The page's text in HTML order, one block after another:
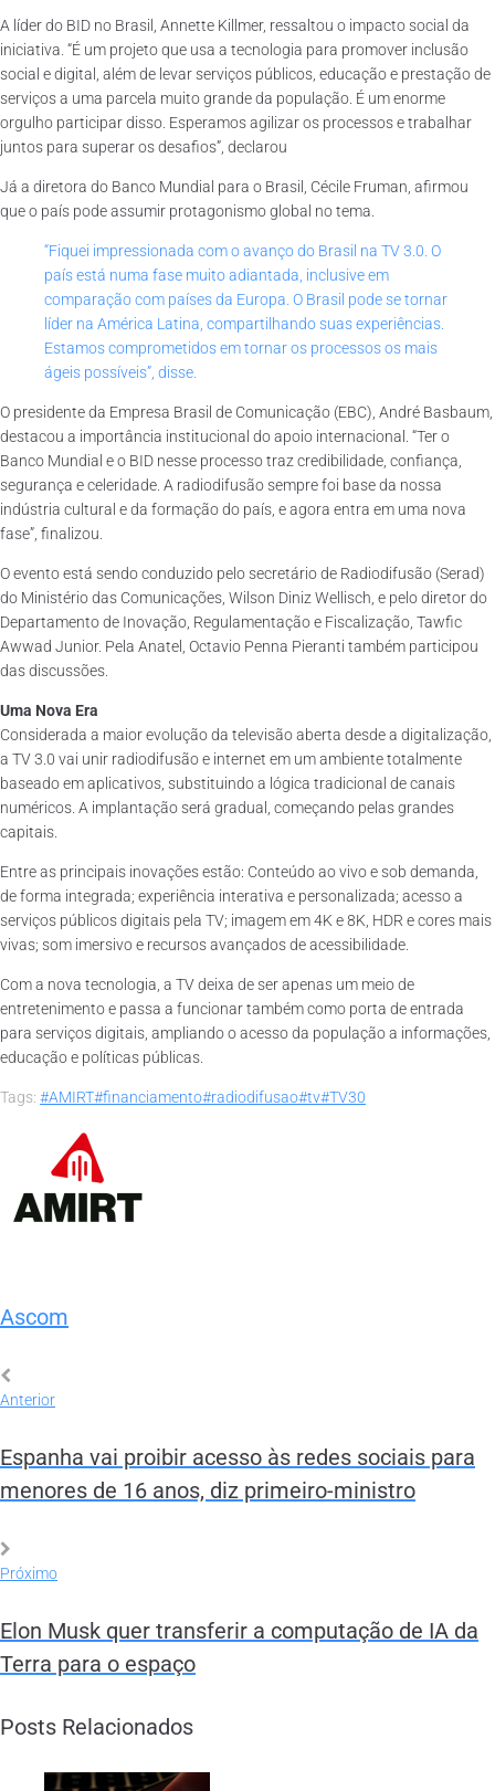
A líder do BID no Brasil, Annette Killmer, ressaltou o impacto social da
iniciativa. “É um projeto que usa a tecnologia para promover inclusão
social e digital, além de levar serviços públicos, educação e prestação de
serviços a uma parcela muito grande da população. É um enorme
orgulho participar disso. Esperamos agilizar os processos e trabalhar
juntos para superar os desafios”, declarou
Já a diretora do Banco Mundial para o Brasil, Cécile Fruman, afirmou
que o país pode assumir protagonismo global no tema.
“Fiquei impressionada com o avanço do Brasil na TV 3.0. O
país está numa fase muito adiantada, inclusive em
comparação com países da Europa. O Brasil pode se tornar
líder na América Latina, compartilhando suas experiências.
Estamos comprometidos em tornar os processos os mais
ágeis possíveis”, disse.
O presidente da Empresa Brasil de Comunicação (EBC), André Basbaum,
destacou a importância institucional do apoio internacional. “Ter o
Banco Mundial e o BID nesse processo traz credibilidade, confiança,
segurança e celeridade. A radiodifusão sempre foi base da nossa
indústria cultural e da formação do país, e agora entra em uma nova
fase”, finalizou.
O evento está sendo conduzido pelo secretário de Radiodifusão (Serad)
do Ministério das Comunicações, Wilson Diniz Wellisch, e pelo diretor do
Departamento de Inovação, Regulamentação e Fiscalização, Tawfic
Awwad Junior. Pela Anatel, Octavio Penna Pieranti também participou
das discussões.
Uma Nova Era
Considerada a maior evolução da televisão aberta desde a digitalização,
a TV 3.0 vai unir radiodifusão e internet em um ambiente totalmente
baseado em aplicativos, substituindo a lógica tradicional de canais
numéricos. A implantação será gradual, começando pelas grandes
capitais.
Entre as principais inovações estão: Conteúdo ao vivo e sob demanda,
de forma integrada; experiência interativa e personalizada; acesso a
serviços públicos digitais pela TV; imagem em 4K e 8K, HDR e cores mais
vivas; som imersivo e recursos avançados de acessibilidade.
Com a nova tecnologia, a TV deixa de ser apenas um meio de
entretenimento e passa a funcionar também como porta de entrada
para serviços digitais, ampliando o acesso da população a informações,
educação e políticas públicas.
Tags: #AMIRT#financiamento#radiodifusao#tv#TV30
Ascom
Anterior
Espanha vai proibir acesso às redes sociais para
menores de 16 anos, diz primeiro-ministro
Próximo
Elon Musk quer transferir a computação de IA da
Terra para o espaço
Posts Relacionados